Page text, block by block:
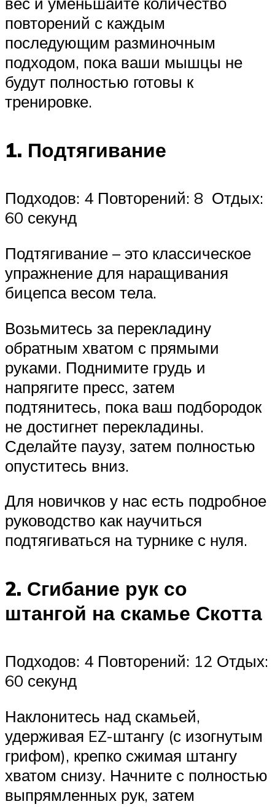
повторений с каждым
последующим разминочным
подходом, пока ваши мышцы не
будут полностью готовы к
тренировке.
1. Подтягивание
Подходов: 4 Повторений: 8 Отдых:
60 секунд
Подтягивание – это классическое
упражнение для наращивания
бицепса весом тела.
Возьмитесь за перекладину
обратным хватом с прямыми
руками. Поднимите грудь и
напрягите пресс, затем
подтянитесь, пока ваш подбородок
не достигнет перекладины.
Сделайте паузу, затем полностью
опуститесь вниз.
Для новичков у нас есть подробное
руководство как научиться
подтягиваться на турнике с нуля.
2. Сгибание рук со
штангой на скамье Скотта
Подходов: 4 Повторений: 12 Отдых:
60 секунд
Наклонитесь над скамьей,
удерживая EZ-штангу (с изогнутым
грифом), крепко сжимая штангу
хватом снизу. Начните с полностью
выпрямленных рук, затем